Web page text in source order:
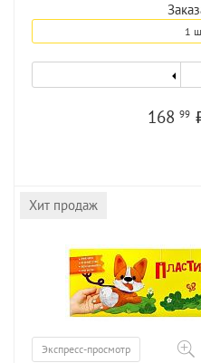
1
16899
Хит продаж
Экспресс-просмотр